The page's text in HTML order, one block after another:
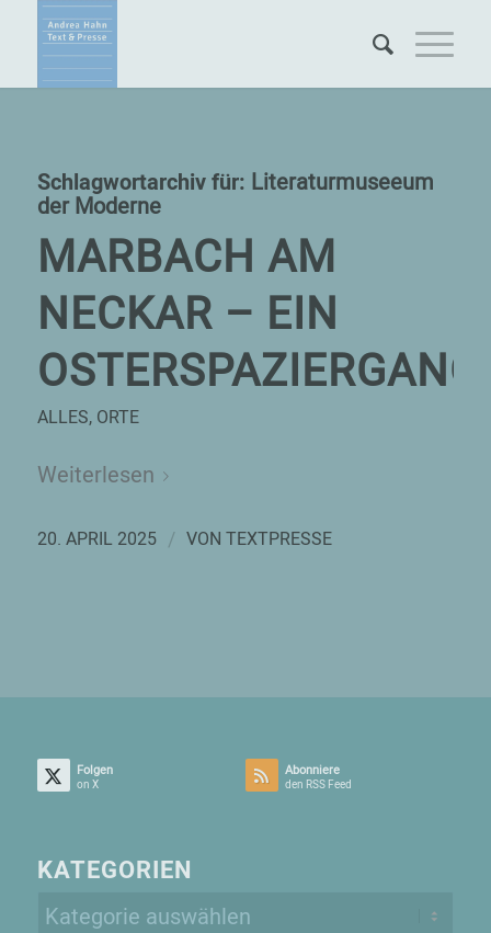
Schlagwortarchiv für: Literaturmuseeum
der Moderne
MARBACH AM
NECKAR – EIN
OSTERSPAZIERGANG
ALLES, ORTE
Weiterlesen
20. APRIL 2025 / VON TEXTPRESSE
Folgen
on X
Abonniere
den RSS Feed
KATEGORIEN
Kategorien